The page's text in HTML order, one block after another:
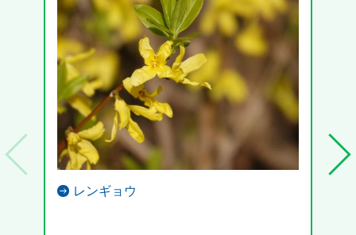
レンギョウ